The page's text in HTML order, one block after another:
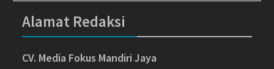
Alamat Redaksi
CV. Media Fokus Mandiri Jaya